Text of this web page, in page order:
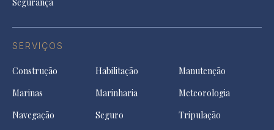
SERVIÇOS
Construção Habilitação
Manutenção
Marinas
Marinharia
Meteorologia
Navegação
Seguro Tripulação